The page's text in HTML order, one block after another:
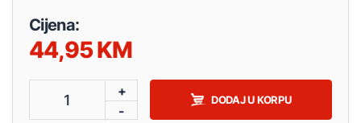
Cijena:
44,95
1
+
-
DODAJ U KORPU